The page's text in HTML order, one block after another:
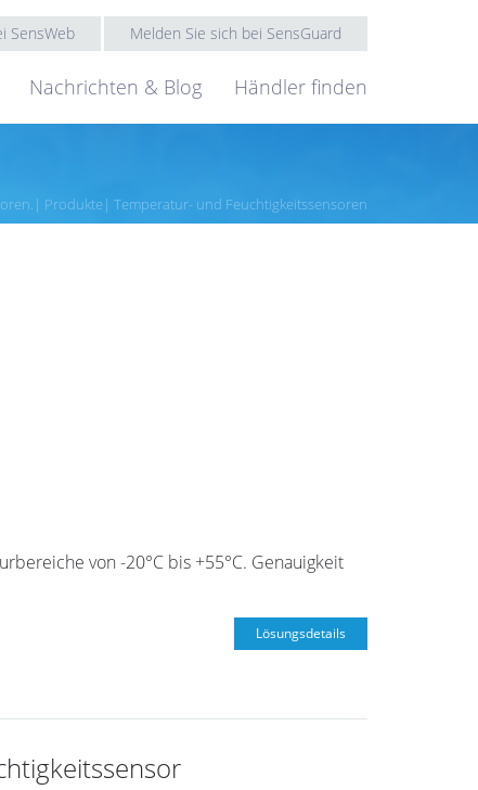
SensWeb Melden Sie sich bei SensGuard
Nachrichten & Blog Händler finden
Produkte Temperatur- und Feuchtigkeitssensoren
von -20°C bis +55°C. Genauigkeit
Lösungsdetails